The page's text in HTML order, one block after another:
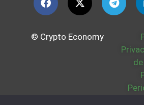
© Crypto Economy